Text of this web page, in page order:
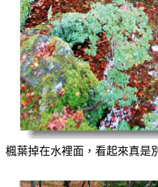
楓葉掉在水裡面，看起來真是